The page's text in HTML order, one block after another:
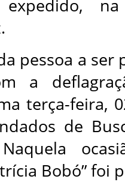
na
pessoa a ser
a
terça-feira,
de
Bobó” foi